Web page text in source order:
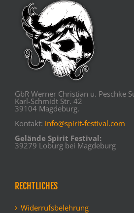
GbR Werner Christian u. Peschke
Karl-Schmidt Str. 42
39104 Magdeburg.
Kontakt: info@spirit-festival.com
Gelände Spirit Festival:
39279 Loburg bei Magdeburg
RECHTLICHES
Widerrufsbelehrung